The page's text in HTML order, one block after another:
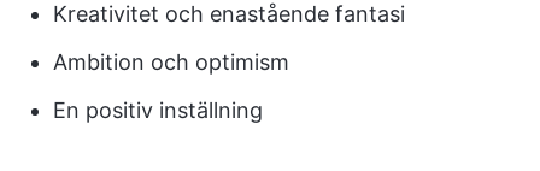
Kreativitet och enastående fantasi
Ambition och optimism
En positiv inställning